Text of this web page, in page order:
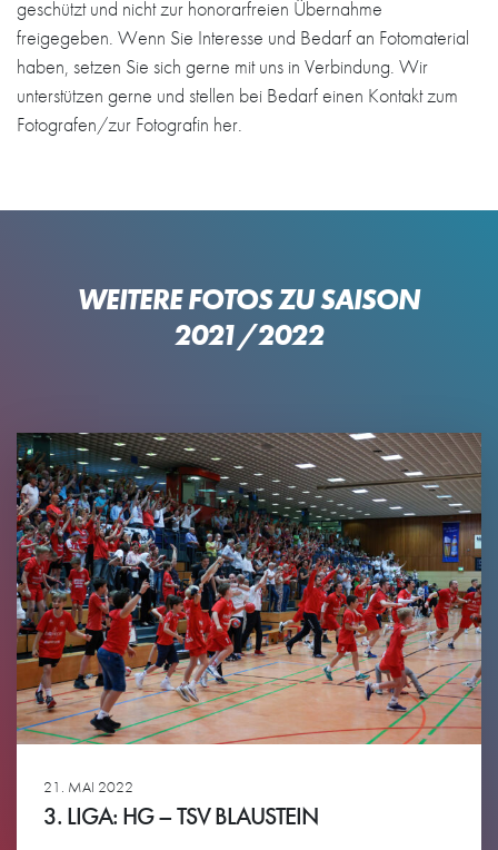
geschützt und nicht zur honorarfreien Übernahme
freigegeben. Wenn Sie Interesse und Bedarf an Fotomaterial
haben, setzen Sie sich gerne mit uns in Verbindung. Wir
unterstützen gerne und stellen bei Bedarf einen Kontakt zum
Fotografen/zur Fotografin her.
WEITERE FOTOS ZU SAISON
2021/2022
21. MAI 2022
3. LIGA: HG – TSV BLAUSTEIN